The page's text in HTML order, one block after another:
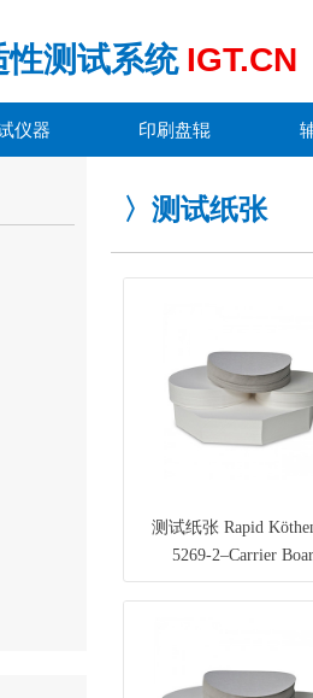
性测试系统 IGT.CN
仪器 印刷盘辊
〉测试纸张
测试纸张 Rapid
5269-2–Carrier
Woodfree-IGT